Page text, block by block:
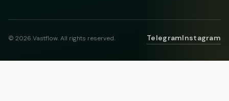
© 2026 Vastflow. All rights reserved. TelegramInstagram